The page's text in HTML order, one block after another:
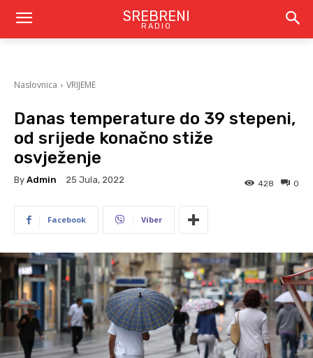
SREBRENI
RADIO
Naslovnica VRIJEME
Danas temperature do 39 stepeni,
od srijede konačno stiže
osvježenje
By Admin 25 Jula, 2022 0
428
Facebook Viber